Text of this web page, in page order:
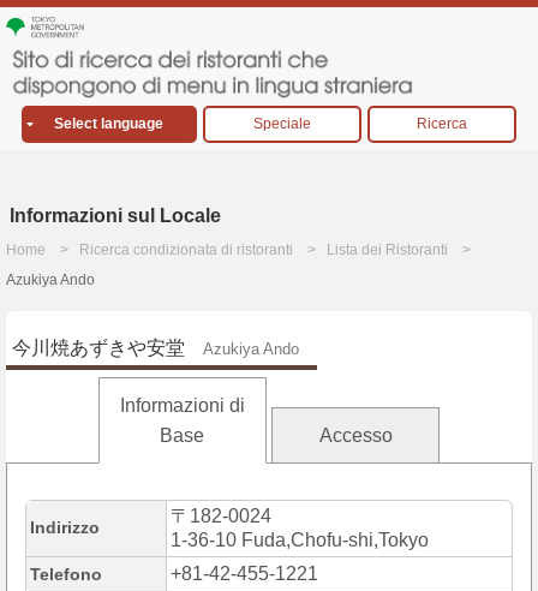
Select language Speciale Ricerca
Informazioni sul Locale
Home Ricerca condizionata di ristoranti
Lista dei Ristoranti
Azukiya Ando
今川焼あずきや安堂 Azukiya Ando
Informazioni di
Base
Accesso
Indirizzo
〒182-0024
1-36-10 Fuda,Chofu-shi,Tokyo
Telefono +81-42-455-1221